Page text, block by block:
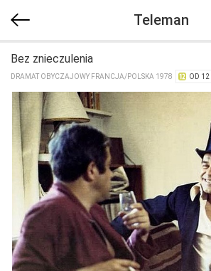
Teleman
Bez znieczulenia
DRAMAT OBYCZAJOWY FRANCJA/​POLSKA 1978 OD 12